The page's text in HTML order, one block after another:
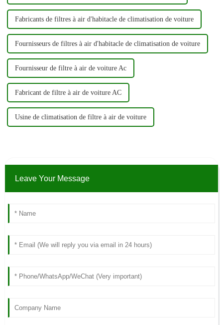
Fabricants de filtres à air d'habitacle de climatisation de voiture
Fournisseurs de filtres à air d'habitacle de climatisation de voiture
Fournisseur de filtre à air de voiture Ac
Fabricant de filtre à air de voiture AC
Usine de climatisation de filtre à air de voiture
Leave Your Message